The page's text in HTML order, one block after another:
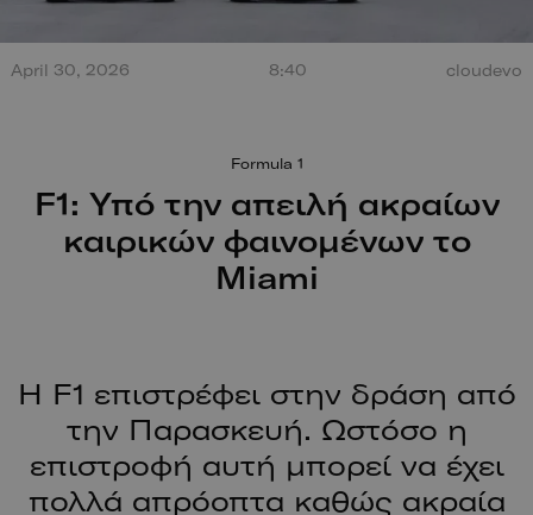
Τεράστια έκρηξη από
σύγκρουση στο Misano.
100
April 30, 2026 8:40 cloudevo
F1: Υπό την απειλή ακραίων
καιρικών φαινομένων το
Miami
Formula 1
Η F1 επιστρέφει στην δράση από
την Παρασκευή. Ωστόσο η
επιστροφή αυτή μπορεί να έχει
πολλά απρόοπτα καθώς ακραία